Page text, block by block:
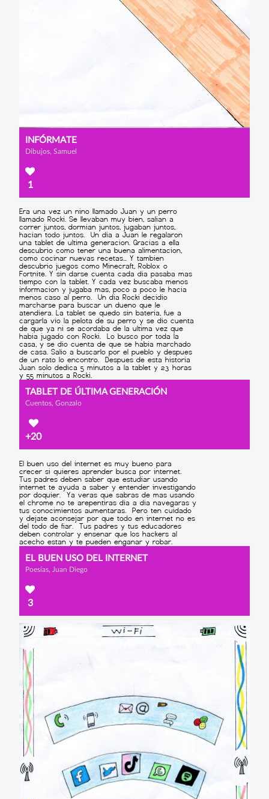
INFÓRMATE
Dibujos, Samuel
1
TABLET DE ÚLTIMA GENERACIÓN
Cuentos, Gonzalo
+20
EL BUEN USO DEL INTERNET
Poesías, Juan Diego
3